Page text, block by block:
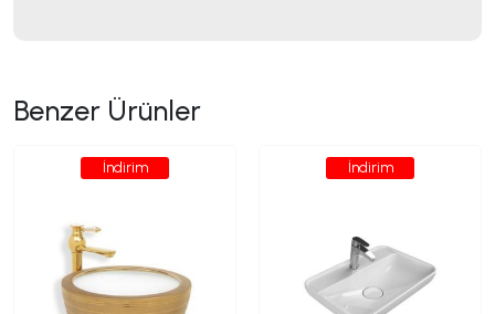
Benzer Ürünler
İndirim İndirim